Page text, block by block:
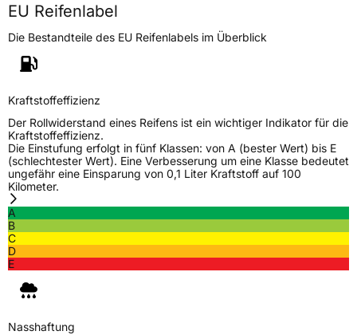
FahrzeugartTransporter
Weitere Eigenschaften
SchlauchtypTL
ZustandNeureifen
C-ReifenJa
EU Label
Nasshaftung
Rollgeräusch (Klasse)
EU Reifenlabel
Die Bestandteile des EU Reifenlabels im Überblick
Kraftstoffeffizienz
Der Rollwiderstand eines Reifens ist ein wichtiger Indikator für die
Kraftstoffeffizienz.
Die Einstufung erfolgt in fünf Klassen: von A (bester Wert) bis E
(schlechtester Wert). Eine Verbesserung um eine Klasse bedeutet
ungefähr eine Einsparung von 0,1 Liter Kraftstoff auf 100
Kilometer.
A
B
C
D
E
Nasshaftung